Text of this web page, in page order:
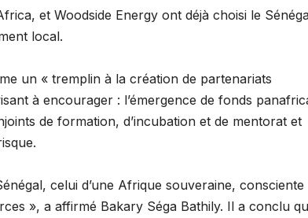
et Woodside Energy ont déjà choisi le
local.
un « tremplin à la création de partenariats
à encourager : l’émergence de fonds
de formation, d’incubation et de mentorat et
celui d’une Afrique souveraine, consciente
», a affirmé Bakary Séga Bathily. Il a conclu